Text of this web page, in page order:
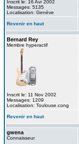
Inscrit le: 16 Avr 2002
Messages: 5135
Localisation: Genève
Revenir en haut
Bernard Rey
Membre hyperactif
Inscrit le: 11 Nov 2002
Messages: 1209
Localisation: Toulouse.cong
Revenir en haut
gwena
Connaisseur